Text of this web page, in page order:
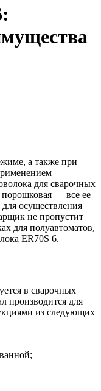
а также при
для сварочных
— все ее
осуществления
не пропустит
для полуавтоматов,
ER70S 6.
в сварочных
производится для
из следующих